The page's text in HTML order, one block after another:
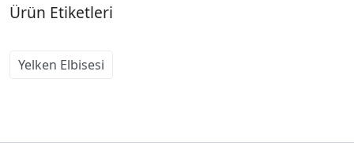
Ürün Etiketleri
Yelken Elbisesi